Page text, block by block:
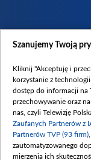
Szanujemy Twoją
Kliknij "Akceptuję i
korzystanie z
dostęp do informacji na
przechowywanie oraz
nas, czyli Telewizję
Zaufanych Partnerów z
Partnerów TVP (93 firm)
zautomatyzowanego
mierzenia ich